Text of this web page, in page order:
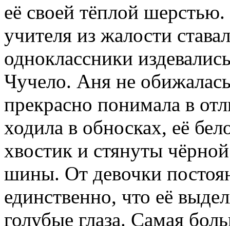
её своей тёплой
учителя из жалости
одноклассники
Чучело. Аня не
прекрасно понимала в
ходила в обносках, её
хвостик и стянуты
шины. От девочки
единственно, что её
голубые глаза. Самая